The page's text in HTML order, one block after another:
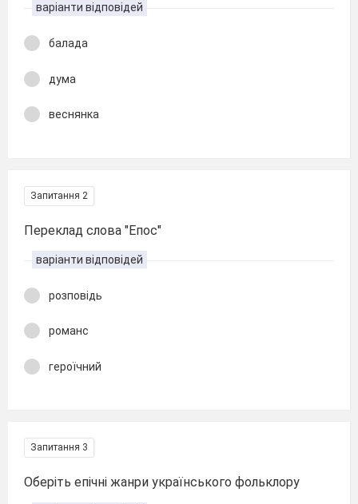
варіанти відповідей
балада
дума
веснянка
Запитання 2
Переклад слова "Епос"
варіанти відповідей
розповідь
романс
героїчний
Запитання 3
Оберіть епічні жанри українського фольклору